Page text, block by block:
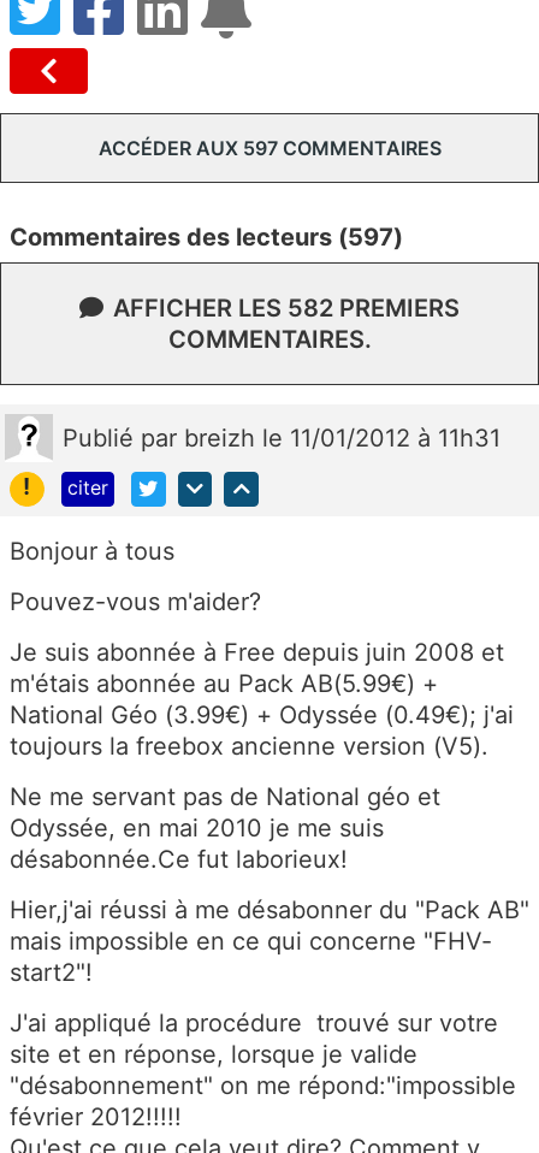
ACCÉDER AUX 597 COMMENTAIRES
Commentaires des lecteurs (597)
AFFICHER LES 582 PREMIERS
COMMENTAIRES.
Publié par breizh le 11/01/2012 à 11h31
!
citer
Bonjour à tous
Pouvez-vous m'aider?
Je suis abonnée à Free depuis juin 2008 et
m'étais abonnée au Pack AB(5.99€) +
National Géo (3.99€) + Odyssée (0.49€); j'ai
toujours la freebox ancienne version (V5).
Ne me servant pas de National géo et
Odyssée, en mai 2010 je me suis
désabonnée.Ce fut laborieux!
Hier,j'ai réussi à me désabonner du "Pack AB"
mais impossible en ce qui concerne "FHV-
start2"!
J'ai appliqué la procédure trouvé sur votre
site et en réponse, lorsque je valide
"désabonnement" on me répond:"impossible
février 2012!!!!!